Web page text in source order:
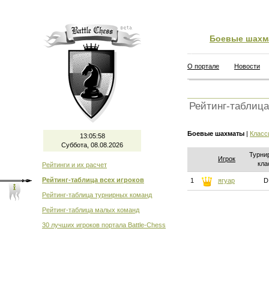
13:05:59
Суббота, 08.08.2026
Рейтинги и их расчет
Рейтинг-таблица всех игроков
Рейтинг-таблица турнирных команд
Рейтинг-таблица малых команд
30 лучших игроков портала Battle-Chess
Боевые
О портале Новости
Рейтинг-
Боевые шахматы |
Игрок
1 ягуар D